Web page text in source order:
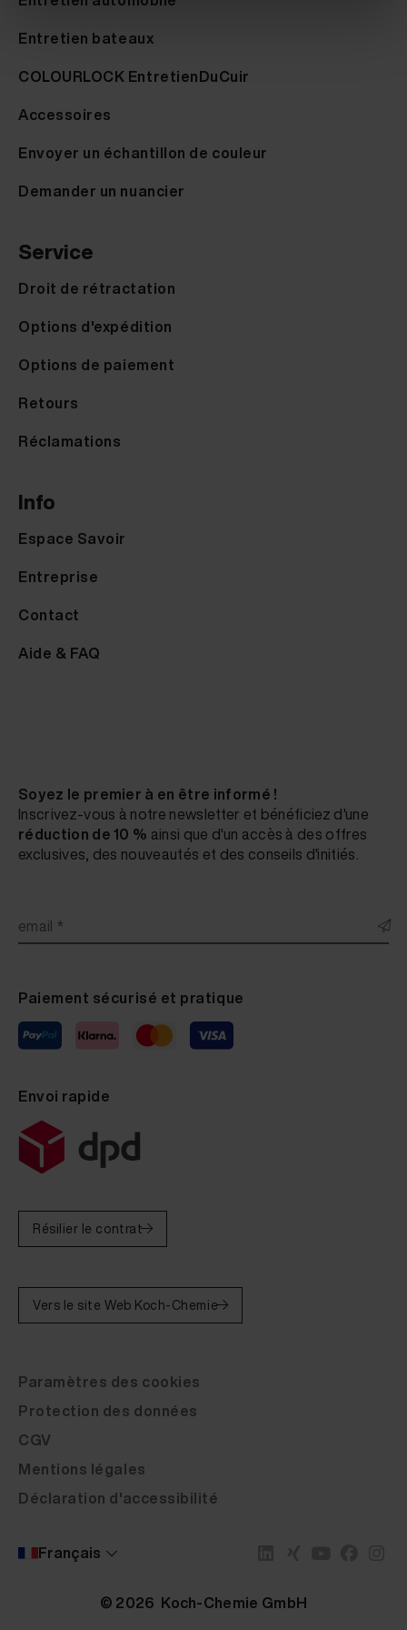
Entretien bateaux
COLOURLOCK EntretienDuCuir
Accessoires
Envoyer un échantillon de couleur
Demander un nuancier
Service
Droit de rétractation
Options d'expédition
Options de paiement
Retours
Réclamations
Info
Espace Savoir
Entreprise
Contact
Aide & FAQ
Soyez le premier à en être informé !
Inscrivez-vous à notre newsletter et bénéficiez d'une
réduction de 10 % ainsi que d'un accès à des offres
exclusives, des nouveautés et des conseils d'initiés.
email *
Paiement sécurisé et pratique
Envoi rapide
Résilier le contrat
Vers le site Web Koch-Chemie
Français
© 2026 Koch-Chemie GmbH
Paramètres des cookies
Protection des données
CGV
Mentions légales
Déclaration d'accessibilité